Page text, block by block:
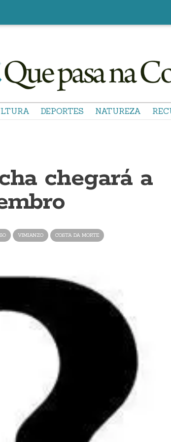
DEPORTES NATUREZA
chegará a
VIMIANZO COSTA DA MORTE